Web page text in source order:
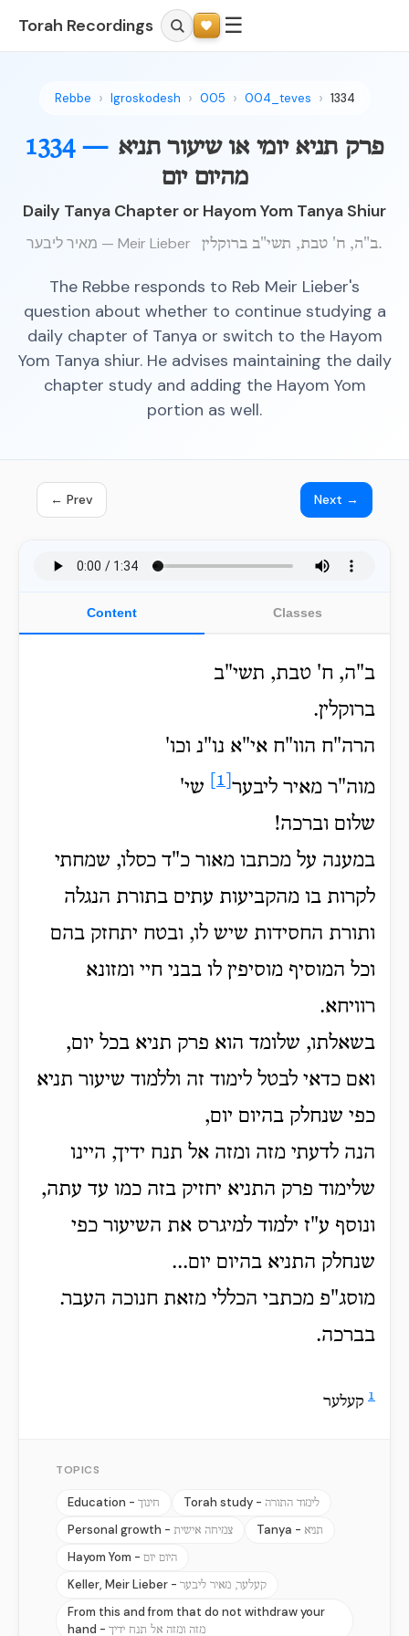
Torah Recordings ☰
Rebbe Igroskodesh 005 004_teves 1334
1334 — פרק תניא יומי או שיעור תניא
מהיום יום
Daily Tanya Chapter or Hayom Yom Tanya Shiur
מאיר ליבער — Meir Lieber ב"ה, ח' טבת, תשי"ב ברוקלין.
The Rebbe responds to Reb Meir Lieber's
question about whether to continue studying a
daily chapter of Tanya or switch to the Hayom
Yom Tanya shiur. He advises maintaining the daily
chapter study and adding the Hayom Yom
portion as well.
← Prev Next →
Content Classes
ב"ה, ח' טבת, תשי"ב
ברוקלין.
הרה"ח הוו"ח אי"א נו"נ וכו'
מוה"ר מאיר ליבער
שי'
שלום וברכה!
במענה על מכתבו מאור כ"ד כסלו, שמחתי
לקרות בו מהקביעות עתים בתורת הנגלה
ותורת החסידות שיש לו, ובטח יתחזק בהם
וכל המוסיף מוסיפין לו בבני חיי ומזונא
רוויחא.
בשאלתו, שלומד הוא פרק תניא בכל יום,
ואם כדאי לבטל לימוד זה וללמוד שיעור תניא
כפי שנחלק בהיום יום,
הנה לדעתי מזה ומזה אל תנח ידיך, היינו
שלימוד פרק התניא יחזיק בזה כמו עד עתה,
ונוסף ע"ז ילמוד למיגרס את השיעור כפי
שנחלק התניא בהיום יום...
מוסג"פ מכתבי הכללי מזאת חנוכה העבר.
בברכה.
1 קעלער
TOPICS
Education - חינוך Torah study - לימוד התורה
Personal growth - צמיחה אישית Tanya - תניא
Hayom Yom - היום יום
Keller, Meir Lieber - קעלער, מאיר ליבער
From this and from that do not withdraw your
hand - מזה ומזה אל תנח ידיך